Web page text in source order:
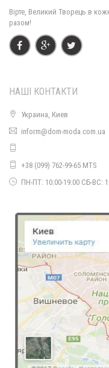
Жіноче літнє плаття
Вірте, Великий Творець в
разом!
НАШІ КОНТАКТИ
Украина, Киев
inform@dom-moda.com.ua
+38 (099) 762-99-65 MTS
ПН-ПТ: 10:00-19:00 СБ-ВС: